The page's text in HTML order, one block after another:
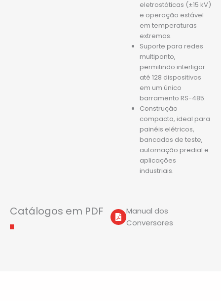
eletrostáticas (±15 kV)
e operação estável
em temperaturas
extremas.
Suporte para redes
multiponto,
permitindo interligar
até 128 dispositivos
em um único
barramento RS-485.
Construção
compacta, ideal para
painéis elétricos,
bancadas de teste,
automação predial e
aplicações
industriais.
Catálogos em PDF
Manual dos
Conversores